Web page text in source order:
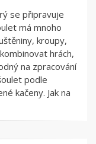
se připravuje
má mnoho
kroupy,
hrách,
na zpracování
podle
kačeny. Jak na